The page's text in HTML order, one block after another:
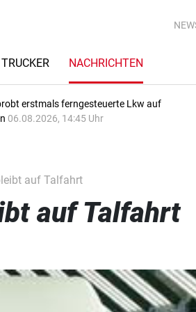
NACHRICHTEN
erstmals ferngesteuerte Lkw auf
06.08.2026, 14:45 Uhr
auf Talfahrt
auf Talfahrt